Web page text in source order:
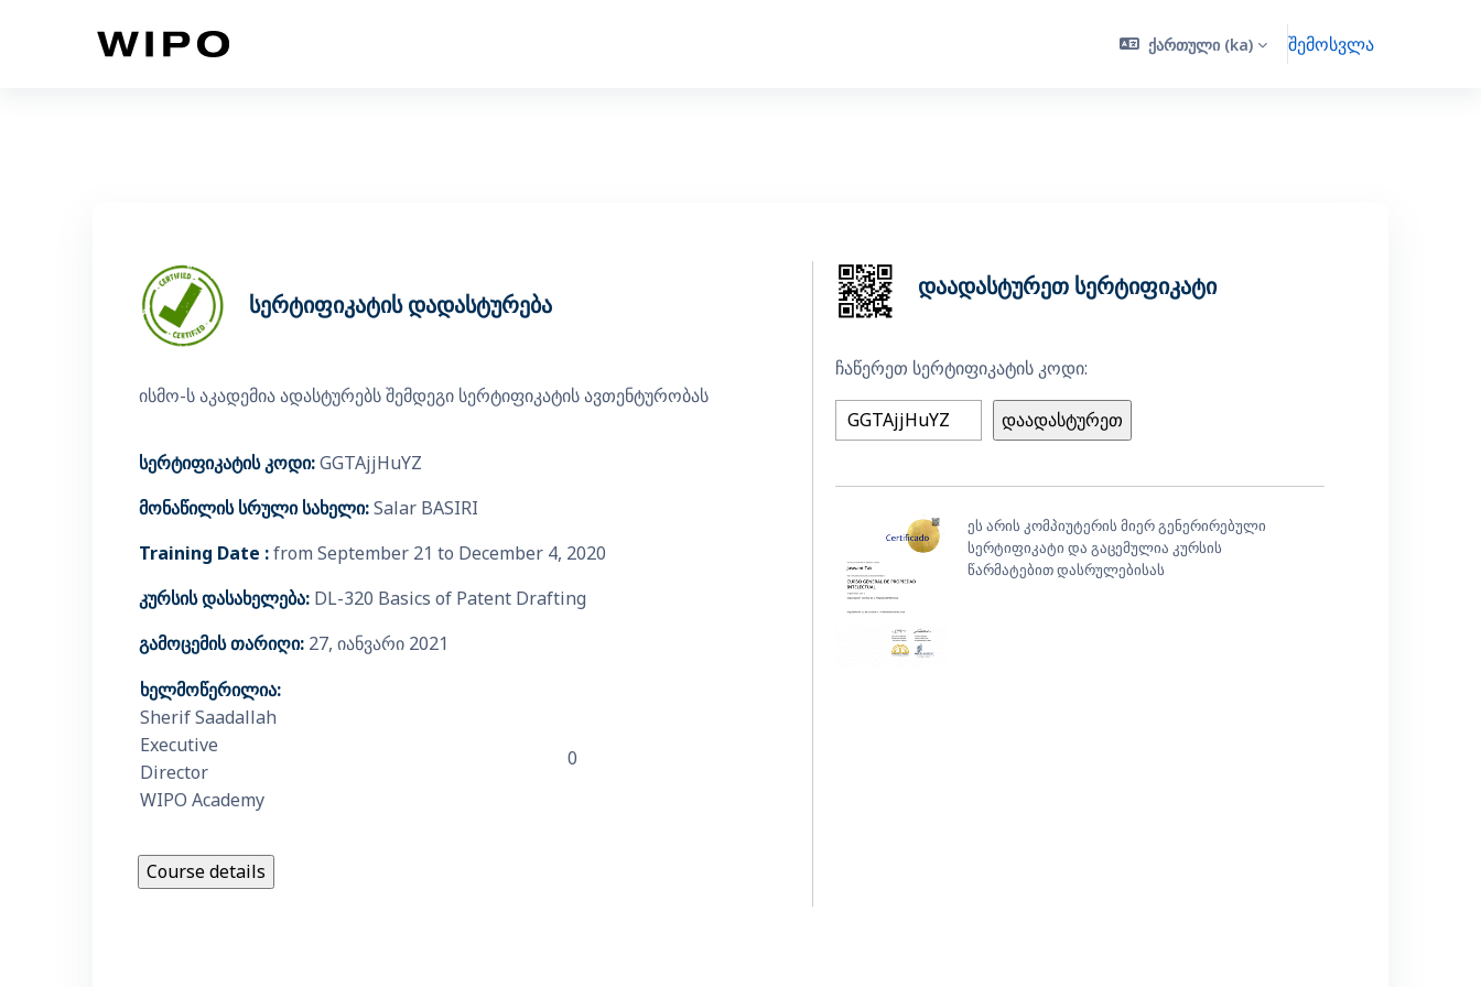
ქართული ‎(ka)‎ შემოსვლა
სერტიფიკატის დადასტურება
ისმო-ს აკადემია ადასტურებს შემდეგი სერტიფიკატის ავთენტურობას
სერტიფიკატის კოდი:GGTAjjHuYZ
მონაწილის სრული სახელი:Salar BASIRI
Training Date :from September 21 to December 4, 2020
კურსის დასახელება: DL-320 Basics of Patent Drafting
გამოცემის თარიღი: 27, იანვარი 2021
ხელმოწერილია:
Sherif Saadallah
Executive
Director
WIPO Academy
0
დაადასტურეთ სერტიფიკატი
ჩაწერეთ სერტიფიკატის კოდი:
ეს არის კომპიუტერის მიერ გენერირებული
სერტიფიკატი და გაცემულია კურსის
წარმატებით დასრულებისას